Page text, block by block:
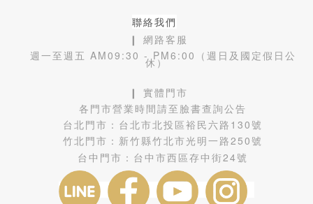
聯絡我們
❙ 網路客服
週一至週五 AM09:30 - PM6:00（週日及國定假日公
休）
❙ 實體門市
各門市營業時間請至臉書查詢公告
台北門市： 台北市北投區裕民六路130號
竹北門市： 新竹縣竹北市光明一路250號
台中門市： 台中市西區存中街24號